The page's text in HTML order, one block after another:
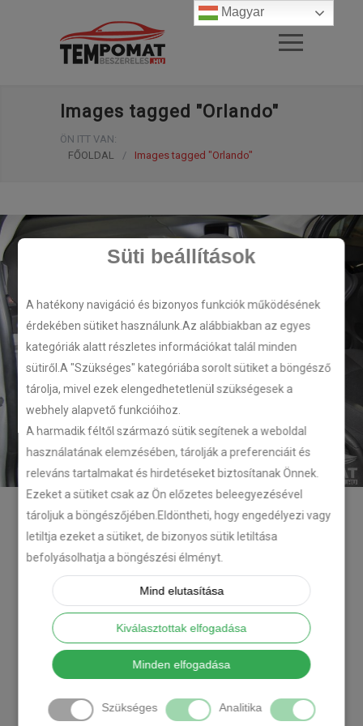
Süti beállítások
A hatékony navigáció és bizonyos funkciók működésének
érdekében sütiket használunk.Az alábbiakban az egyes
kategóriák alatt részletes információkat talál minden
sütiről.A "Szükséges" kategóriába sorolt sütiket a böngésző
tárolja, mivel ezek elengedhetetlenül szükségesek a
webhely alapvető funkcióihoz.
A harmadik féltől származó sütik segítenek a weboldal
használatának elemzésében, tárolják a preferenciáit és
releváns tartalmakat és hirdetéseket biztosítanak Önnek.
Ezeket a sütiket csak az Ön előzetes beleegyezésével
tároljuk a böngészőjében.Eldöntheti, hogy engedélyezi vagy
letiltja ezeket a sütiket, de bizonyos sütik letiltása
befolyásolhatja a böngészési élményt.
Mind elutasítása
Kiválasztottak elfogadása
Minden elfogadása
Szükséges Analitika
Images tagged "Orlando"
ÖN ITT VAN:
FŐOLDAL
/ Images tagged "Orlando"
Magyar